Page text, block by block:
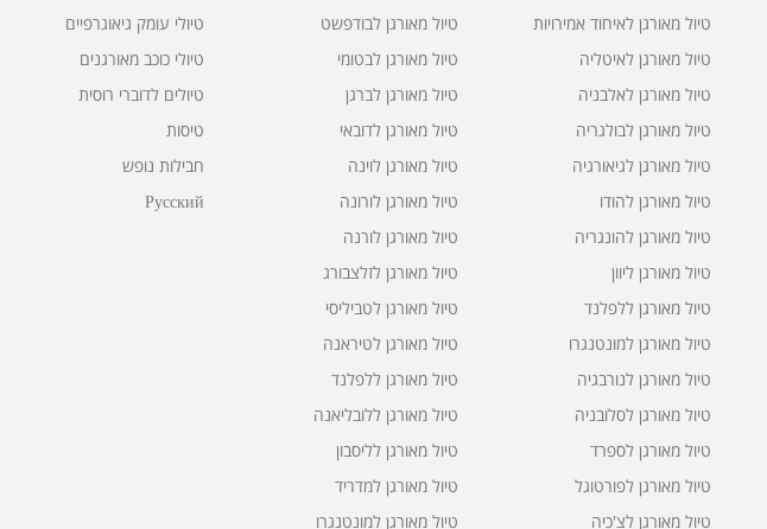
טיול מאורגן לאיחוד אמירויות
טיול מאורגן לאיטליה
טיול מאורגן לאלבניה
טיול מאורגן לבולגריה
טיול מאורגן לגיאורגיה
טיול מאורגן להודו
טיול מאורגן להונגריה
טיול מאורגן ליוון
טיול מאורגן ללפלנד
טיול מאורגן למונטנגרו
טיול מאורגן לנורבגיה
טיול מאורגן לסלובניה
טיול מאורגן לספרד
טיול מאורגן לפורטוגל
טיול מאורגן לצ'כיה
טיול מאורגן לבודפשט
טיול מאורגן לבטומי
טיול מאורגן לברגן
טיול מאורגן לדובאי
טיול מאורגן לוינה
טיול מאורגן לורונה
טיול מאורגן לורנה
טיול מאורגן לזלצבורג
טיול מאורגן לטביליסי
טיול מאורגן לטיראנה
טיול מאורגן ללפלנד
טיול מאורגן ללובליאנה
טיול מאורגן לליסבון
טיול מאורגן למדריד
טיול מאורגן למונטנגרו
טיולי עומק גיאוגרפיים
טיולי כוכב מאורגנים
טיולים לדוברי רוסית
טיסות
חבילות נופש
Русский